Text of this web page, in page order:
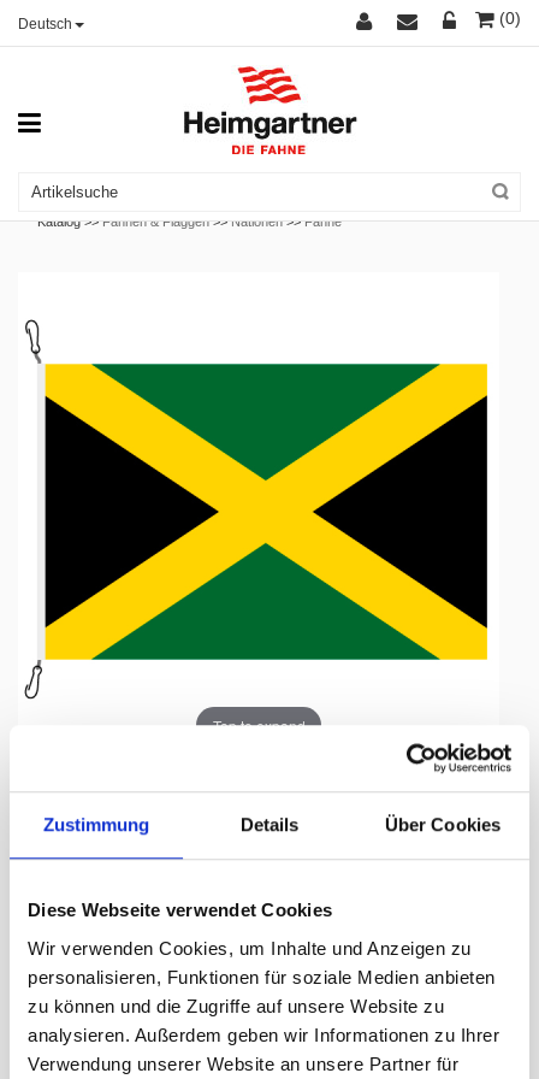
Zustimmung Details Über Cookies
Diese Webseite verwendet Cookies
Wir verwenden Cookies, um Inhalte und Anzeigen zu
personalisieren, Funktionen für soziale Medien anbieten
zu können und die Zugriffe auf unsere Website zu
analysieren. Außerdem geben wir Informationen zu Ihrer
Verwendung unserer Website an unsere Partner für
Deutsch (0)
Katalog >>Fahnen & Flaggen >>Nationen >>Fahne
Tap to expand
Jamaika, 200 x 300 cm
Lieferzeit Tage:ca. 5-7 Arbeitstage
318.00 CHF